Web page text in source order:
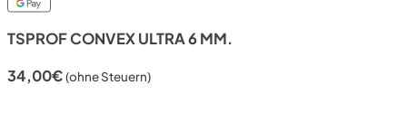
TSPROF CONVEX ULTRA 6 MM.
34,00€(ohne Steuern)